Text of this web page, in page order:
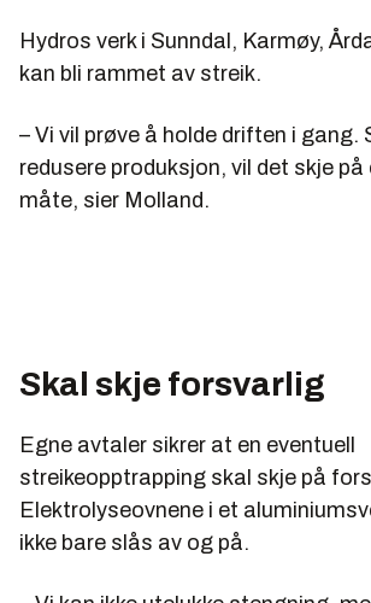
Hydros verk i Sunndal, Karmøy,
kan bli rammet av streik.
– Vi vil prøve å holde driften i gang.
redusere produksjon, vil det skje
måte, sier Molland.
Skal skje forsvarlig
Egne avtaler sikrer at en eventuell
streikeopptrapping skal skje på
Elektrolyseovnene i et
ikke bare slås av og på.